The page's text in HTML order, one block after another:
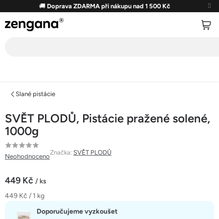
obsah
🚚 Doprava ZDARMA při nákupu nad 1 500 Kč
Slané pistácie
SVĚT PLODŮ, Pistácie pražené solené,
1000g
Průměrné
hodnocení
je
0,0
Neohodnoceno
Značka: SVĚT PLODŮ
449 Kč / ks
Měrná
449 Kč / 1 kg
Doporučujeme vyzkoušet